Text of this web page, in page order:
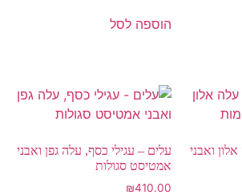
הוספה לסל
ואבני
עלים – עגילי כסף, עלה גפן ואבני
אמטיסט סגולות
₪410.00